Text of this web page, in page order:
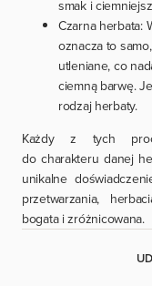
smak i
Czarna herbata:
oznacza to
utleniane, co
ciemną barwę.
rodzaj herbaty.
Każdy z tych
do charakteru danej
unikalne
przetwarzania,
bogata i zróżnicowana.